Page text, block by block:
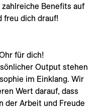
Benefits auf
freu dich drauf!
für dich!
Output stehen
im Einklang. Wir
Wert darauf, dass
der Arbeit und Freude